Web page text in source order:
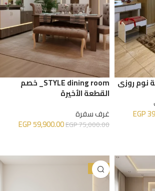
EGP
STYLE dining room_ خصم
القطعة الأخيرة
غرف سفرة
EGP75,000.00
EGP59,900.00
-28%